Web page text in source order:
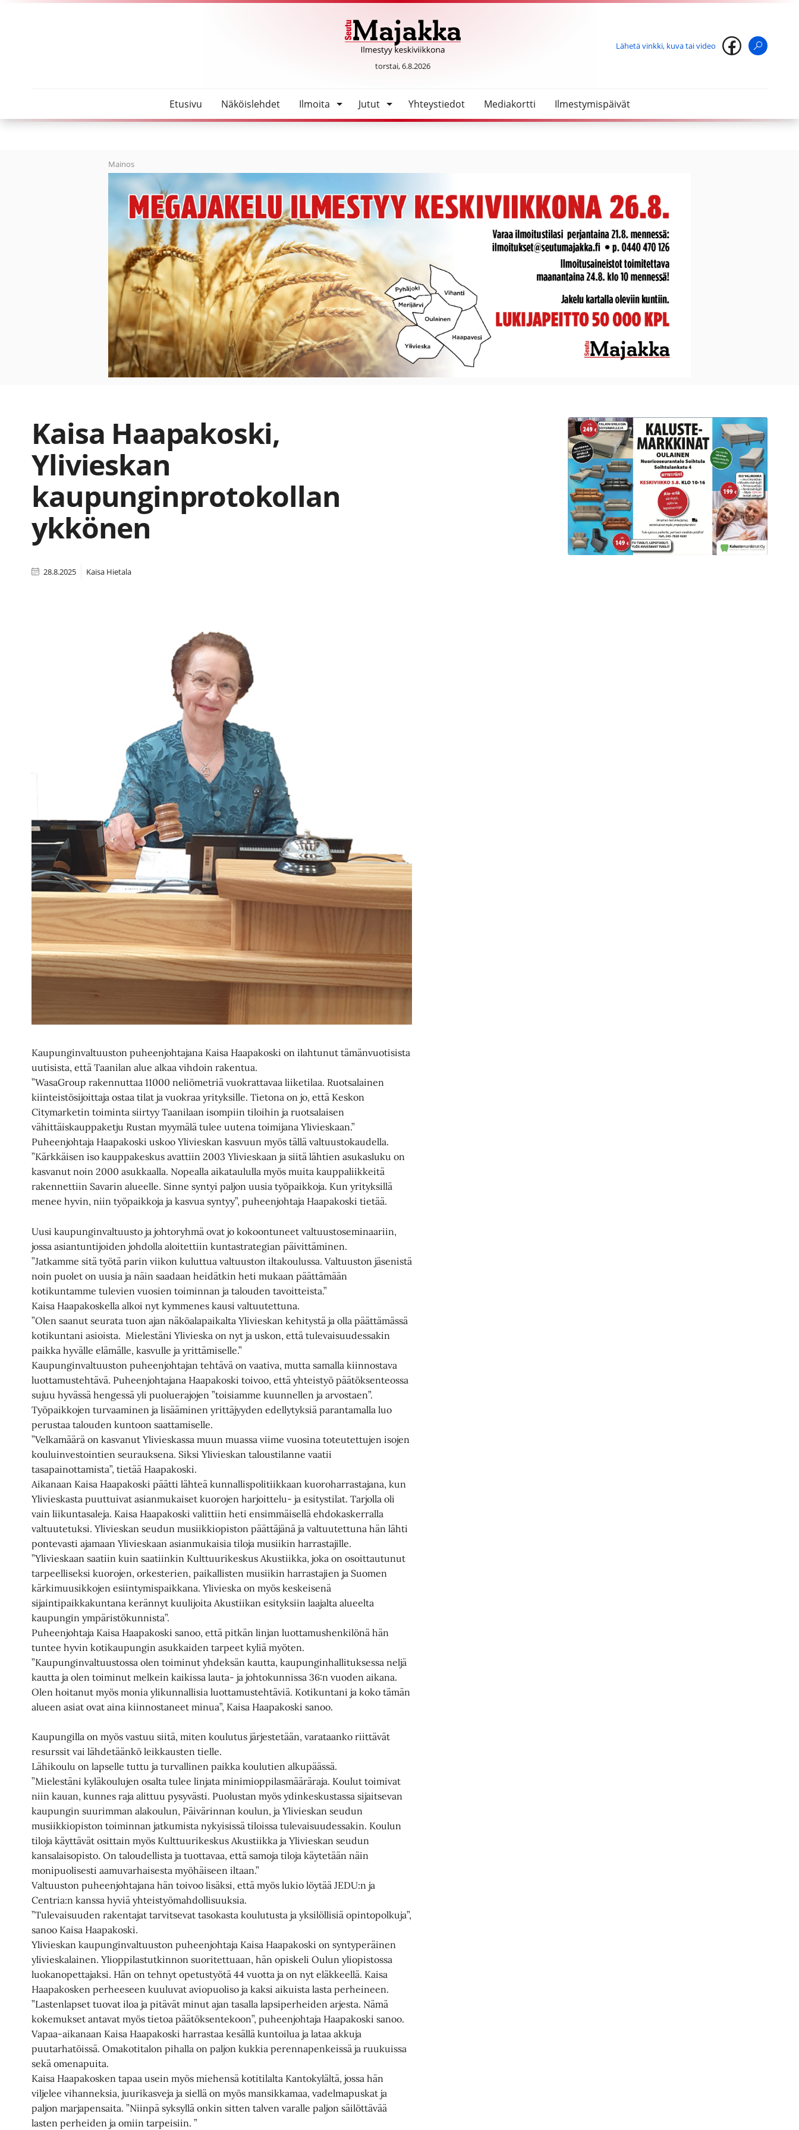
SeutuMajakka
torstai, 6.8.2026
Lähetä vinkki, kuva tai video
Etusivu Näköislehdet Ilmoita Jutut Yhteystiedot Mediakortti Ilmestymispäivät
Mainos
Kaisa Haapakoski,
Ylivieskan
kaupunginprotokollan
ykkönen
28.8.2025 Kaisa Hietala
Kaupunginvaltuuston puheenjohtajana Kaisa Haapakoski on ilahtunut tämänvuotisista
uutisista, että Taanilan alue alkaa vihdoin rakentua.
”WasaGroup rakennuttaa 11000 neliömetriä vuokrattavaa liiketilaa. Ruotsalainen
kiinteistösijoittaja ostaa tilat ja vuokraa yrityksille. Tietona on jo, että Keskon
Citymarketin toiminta siirtyy Taanilaan isompiin tiloihin ja ruotsalaisen
vähittäiskauppaketju Rustan myymälä tulee uutena toimijana Ylivieskaan.”
Puheenjohtaja Haapakoski uskoo Ylivieskan kasvuun myös tällä valtuustokaudella.
”Kärkkäisen iso kauppakeskus avattiin 2003 Ylivieskaan ja siitä lähtien asukasluku on
kasvanut noin 2000 asukkaalla. Nopealla aikataululla myös muita kauppaliikkeitä
rakennettiin Savarin alueelle. Sinne syntyi paljon uusia työpaikkoja. Kun yrityksillä
menee hyvin, niin työpaikkoja ja kasvua syntyy”, puheenjohtaja Haapakoski tietää.
Uusi kaupunginvaltuusto ja johtoryhmä ovat jo kokoontuneet valtuustoseminaariin,
jossa asiantuntijoiden johdolla aloitettiin kuntastrategian päivittäminen.
”Jatkamme sitä työtä parin viikon kuluttua valtuuston iltakoulussa. Valtuuston jäsenistä
noin puolet on uusia ja näin saadaan heidätkin heti mukaan päättämään
kotikuntamme tulevien vuosien toiminnan ja talouden tavoitteista.”
Kaisa Haapakoskella alkoi nyt kymmenes kausi valtuutettuna.
”Olen saanut seurata tuon ajan näköalapaikalta Ylivieskan kehitystä ja olla päättämässä
kotikuntani asioista. Mielestäni Ylivieska on nyt ja uskon, että tulevaisuudessakin
paikka hyvälle elämälle, kasvulle ja yrittämiselle.”
Kaupunginvaltuuston puheenjohtajan tehtävä on vaativa, mutta samalla kiinnostava
luottamustehtävä. Puheenjohtajana Haapakoski toivoo, että yhteistyö päätöksenteossa
sujuu hyvässä hengessä yli puoluerajojen ”toisiamme kuunnellen ja arvostaen”.
Työpaikkojen turvaaminen ja lisääminen yrittäjyyden edellytyksiä parantamalla luo
perustaa talouden kuntoon saattamiselle.
”Velkamäärä on kasvanut Ylivieskassa muun muassa viime vuosina toteutettujen isojen
kouluinvestointien seurauksena. Siksi Ylivieskan taloustilanne vaatii
tasapainottamista”, tietää Haapakoski.
Aikanaan Kaisa Haapakoski päätti lähteä kunnallispolitiikkaan kuoroharrastajana, kun
Ylivieskasta puuttuivat asianmukaiset kuorojen harjoittelu- ja esitystilat. Tarjolla oli
vain liikuntasaleja. Kaisa Haapakoski valittiin heti ensimmäisellä ehdokaskerralla
valtuutetuksi. Ylivieskan seudun musiikkiopiston päättäjänä ja valtuutettuna hän lähti
pontevasti ajamaan Ylivieskaan asianmukaisia tiloja musiikin harrastajille.
”Ylivieskaan saatiin kuin saatiinkin Kulttuurikeskus Akustiikka, joka on osoittautunut
tarpeelliseksi kuorojen, orkesterien, paikallisten musiikin harrastajien ja Suomen
kärkimuusikkojen esiintymispaikkana. Ylivieska on myös keskeisenä
sijaintipaikkakuntana kerännyt kuulijoita Akustiikan esityksiin laajalta alueelta
kaupungin ympäristökunnista”.
Puheenjohtaja Kaisa Haapakoski sanoo, että pitkän linjan luottamushenkilönä hän
tuntee hyvin kotikaupungin asukkaiden tarpeet kyliä myöten.
”Kaupunginvaltuustossa olen toiminut yhdeksän kautta, kaupunginhallituksessa neljä
kautta ja olen toiminut melkein kaikissa lauta- ja johtokunnissa 36:n vuoden aikana.
Olen hoitanut myös monia ylikunnallisia luottamustehtäviä. Kotikuntani ja koko tämän
alueen asiat ovat aina kiinnostaneet minua”, Kaisa Haapakoski sanoo.
Kaupungilla on myös vastuu siitä, miten koulutus järjestetään, varataanko riittävät
resurssit vai lähdetäänkö leikkausten tielle.
Lähikoulu on lapselle tuttu ja turvallinen paikka koulutien alkupäässä.
”Mielestäni kyläkoulujen osalta tulee linjata minimioppilasmääräraja. Koulut toimivat
niin kauan, kunnes raja alittuu pysyvästi. Puolustan myös ydinkeskustassa sijaitsevan
kaupungin suurimman alakoulun, Päivärinnan koulun, ja Ylivieskan seudun
musiikkiopiston toiminnan jatkumista nykyisissä tiloissa tulevaisuudessakin. Koulun
tiloja käyttävät osittain myös Kulttuurikeskus Akustiikka ja Ylivieskan seudun
kansalaisopisto. On taloudellista ja tuottavaa, että samoja tiloja käytetään näin
monipuolisesti aamuvarhaisesta myöhäiseen iltaan.”
Valtuuston puheenjohtajana hän toivoo lisäksi, että myös lukio löytää JEDU:n ja
Centria:n kanssa hyviä yhteistyömahdollisuuksia.
”Tulevaisuuden rakentajat tarvitsevat tasokasta koulutusta ja yksilöllisiä opintopolkuja”,
sanoo Kaisa Haapakoski.
Ylivieskan kaupunginvaltuuston puheenjohtaja Kaisa Haapakoski on syntyperäinen
ylivieskalainen. Ylioppilastutkinnon suoritettuaan, hän opiskeli Oulun yliopistossa
luokanopettajaksi. Hän on tehnyt opetustyötä 44 vuotta ja on nyt eläkkeellä. Kaisa
Haapakosken perheeseen kuuluvat aviopuoliso ja kaksi aikuista lasta perheineen.
”Lastenlapset tuovat iloa ja pitävät minut ajan tasalla lapsiperheiden arjesta. Nämä
kokemukset antavat myös tietoa päätöksentekoon”, puheenjohtaja Haapakoski sanoo.
Vapaa-aikanaan Kaisa Haapakoski harrastaa kesällä kuntoilua ja lataa akkuja
puutarhatöissä. Omakotitalon pihalla on paljon kukkia perennapenkeissä ja ruukuissa
sekä omenapuita.
Kaisa Haapakosken tapaa usein myös miehensä kotitilalta Kantokylältä, jossa hän
viljelee vihanneksia, juurikasveja ja siellä on myös mansikkamaa, vadelmapuskat ja
paljon marjapensaita. ”Niinpä syksyllä onkin sitten talven varalle paljon säilöttävää
lasten perheiden ja omiin tarpeisiin. ”